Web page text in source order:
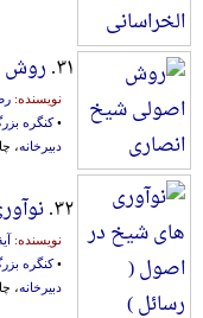
۳۱. روش
نویسنده:
•کنگره
دبیرخانه،
۳۲.
نویسنده:
•کنگره
دبیرخانه،